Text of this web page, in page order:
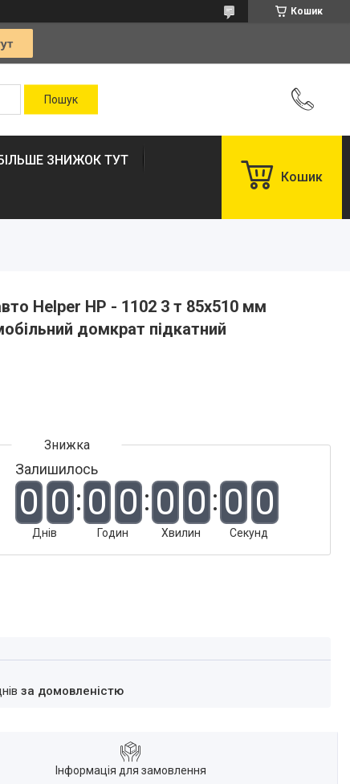
Кошик
ЗНИЖОК ТУТ
Кошик
Helper HP - 1102 3 т 85x510 мм
домкрат підкатний
Залишилось
0 0
Днів
0 0
Годин
0 0
Хвилин
0 0
Секунд
за домовленістю
Інформація для замовлення